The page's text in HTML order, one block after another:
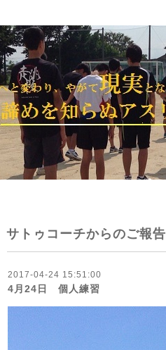
サトゥコーチからのご報告
2017-04-24 15:51:00
4月24日 個人練習